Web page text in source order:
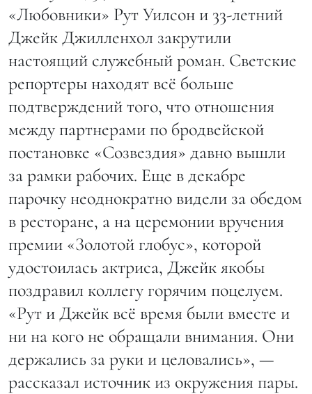
«Любовники» Рут Уилсон и 33-летний
Джейк Джилленхол закрутили
настоящий служебный роман. Светские
репортеры находят всё больше
подтверждений того, что отношения
между партнерами по бродвейской
постановке «Созвездия» давно вышли
за рамки рабочих. Еще в декабре
парочку неоднократно видели за обедом
в ресторане, а на церемонии вручения
премии «Золотой глобус», которой
удостоилась актриса, Джейк якобы
поздравил коллегу горячим поцелуем.
«Рут и Джейк всё время были вместе и
ни на кого не обращали внимания. Они
держались за руки и целовались», —
рассказал источник из окружения пары.